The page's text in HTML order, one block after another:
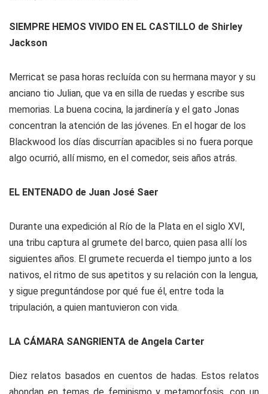
SIEMPRE HEMOS VIVIDO EN EL CASTILLO de Shirley
Jackson
Merricat se pasa horas recluída con su hermana mayor y su
anciano tio Julian, que va en silla de ruedas y escribe sus
memorias. La buena cocina, la jardinería y el gato Jonas
concentran la atención de las jóvenes. En el hogar de los
Blackwood los días discurrían apacibles si no fuera porque
algo ocurrió, allí mismo, en el comedor, seis años atrás.
EL ENTENADO de Juan José Saer
Durante una expedición al Río de la Plata en el siglo XVI,
una tribu captura al grumete del barco, quien pasa allí los
siguientes años. El grumete recuerda el tiempo junto a los
nativos, el ritmo de sus apetitos y su relación con la lengua,
y sigue preguntándose por qué fue él, entre toda la
tripulación, a quien mantuvieron con vida.
LA CÁMARA SANGRIENTA de Angela Carter
Diez relatos basados en cuentos de hadas. Estos relatos